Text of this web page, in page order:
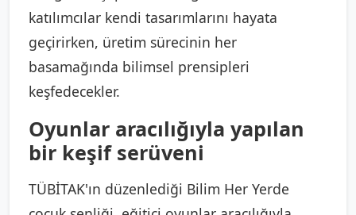
katılımcılar kendi tasarımlarını hayata
geçirirken, üretim sürecinin her
basamağında bilimsel prensipleri
keşfedecekler.
Oyunlar aracılığıyla yapılan
bir keşif serüveni
TÜBİTAK'ın düzenlediği Bilim Her Yerde